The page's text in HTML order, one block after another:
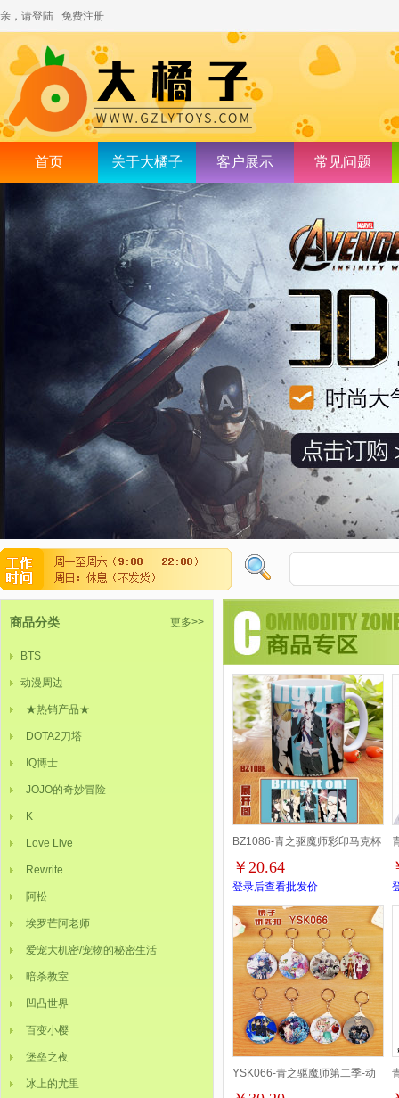
亲，请登陆 免费注册
首页 关于大橘子 客户展示 常见问题
商品分类 更多>>
BTS
动漫周边
★热销产品★
DOTA2刀塔
IQ博士
JOJO的奇妙冒险
K
Love Live
Rewrite
阿松
埃罗芒阿老师
爱宠大机密/宠物的秘密生活
暗杀教室
凹凸世界
百变小樱
堡垒之夜
冰上的尤里
BZ1086-青之驱魔师彩印马克杯
￥20.64
登录后查看批发价
YSK066-青之驱魔师第二季-动